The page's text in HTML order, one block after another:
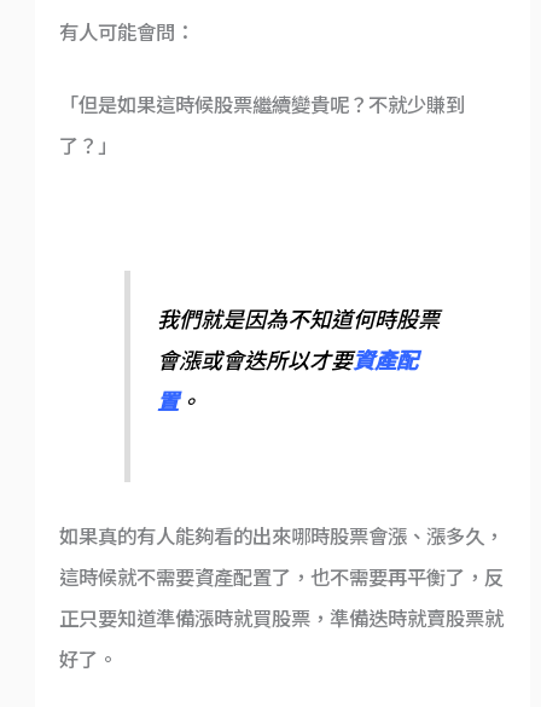
有人可能會問：
「但是如果這時候股票繼續變貴呢？不就少賺到
了？」
我們就是因為不知道何時股票
會漲或會迭所以才要資產配
置。
如果真的有人能夠看的出來哪時股票會漲、漲多久，
這時候就不需要資產配置了，也不需要再平衡了，反
正只要知道準備漲時就買股票，準備迭時就賣股票就
好了。